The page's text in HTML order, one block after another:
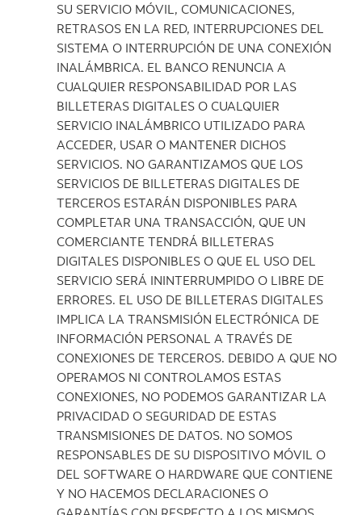
SU SERVICIO MÓVIL, COMUNICACIONES,
RETRASOS EN LA RED, INTERRUPCIONES DEL
SISTEMA O INTERRUPCIÓN DE UNA CONEXIÓN
INALÁMBRICA. EL BANCO RENUNCIA A
CUALQUIER RESPONSABILIDAD POR LAS
BILLETERAS DIGITALES O CUALQUIER
SERVICIO INALÁMBRICO UTILIZADO PARA
ACCEDER, USAR O MANTENER DICHOS
SERVICIOS. NO GARANTIZAMOS QUE LOS
SERVICIOS DE BILLETERAS DIGITALES DE
TERCEROS ESTARÁN DISPONIBLES PARA
COMPLETAR UNA TRANSACCIÓN, QUE UN
COMERCIANTE TENDRÁ BILLETERAS
DIGITALES DISPONIBLES O QUE EL USO DEL
SERVICIO SERÁ ININTERRUMPIDO O LIBRE DE
ERRORES. EL USO DE BILLETERAS DIGITALES
IMPLICA LA TRANSMISIÓN ELECTRÓNICA DE
INFORMACIÓN PERSONAL A TRAVÉS DE
CONEXIONES DE TERCEROS. DEBIDO A QUE NO
OPERAMOS NI CONTROLAMOS ESTAS
CONEXIONES, NO PODEMOS GARANTIZAR LA
PRIVACIDAD O SEGURIDAD DE ESTAS
TRANSMISIONES DE DATOS. NO SOMOS
RESPONSABLES DE SU DISPOSITIVO MÓVIL O
DEL SOFTWARE O HARDWARE QUE CONTIENE
Y NO HACEMOS DECLARACIONES O